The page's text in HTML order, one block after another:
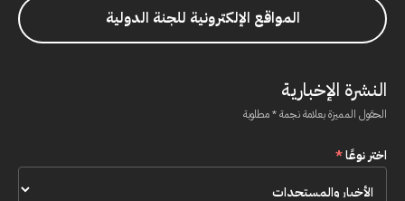
المواقع الإلكترونية للجنة الدولية
النشرة الإخبارية
الحقول المميزة بعلامة نجمة * مطلوبة
اختر نوعًا*